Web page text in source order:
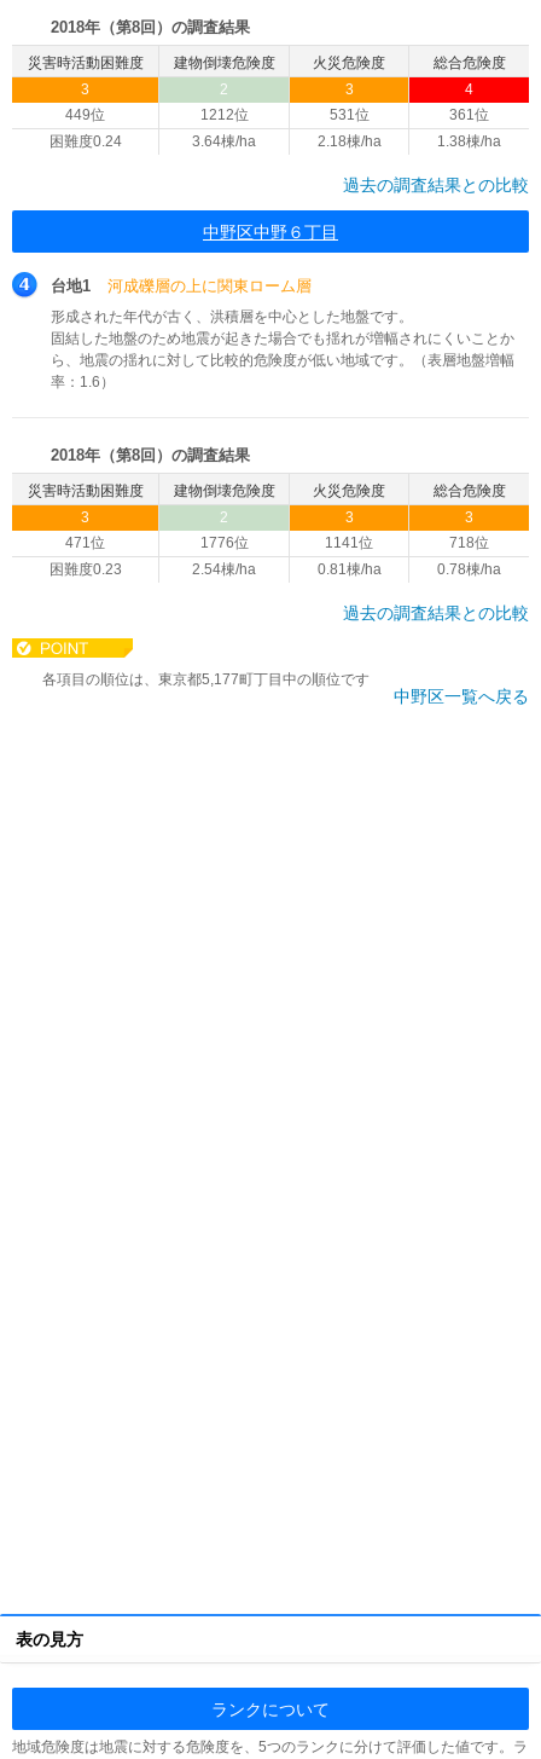
2018年（第8回）の調査結果
災害時活動困難度 建物倒壊危険度 火災危険度
総合危険度
3
449位
2
1212位
3
531位
4
361位
困難度0.24
3.64棟/ha 2.18棟/ha 1.38棟/ha
過去の調査結果との比較
中野区中野６丁目
台地1 河成礫層の上に関東ローム層
形成された年代が古く、洪積層を中心とした地盤です。
固結した地盤のため地震が起きた場合でも揺れが増幅されにくいことか
ら、地震の揺れに対して比較的危険度が低い地域です。（表層地盤増幅
率：1.6）
2018年（第8回）の調査結果
災害時活動困難度 建物倒壊危険度 火災危険度
総合危険度
3
471位
2
1776位
3
1141位
3
718位
困難度0.23
2.54棟/ha 0.81棟/ha 0.78棟/ha
過去の調査結果との比較
各項目の順位は、東京都5,177町丁目中の順位です
中野区一覧へ戻る
表の見方
ランクについて
地域危険度は地震に対する危険度を、5つのランクに分けて評価した値です。ラ